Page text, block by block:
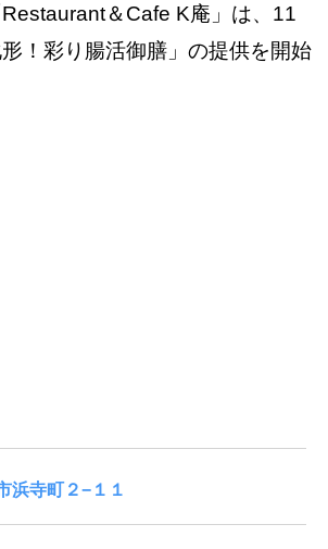
＆Cafe K庵」は、11
！彩り腸活御膳」の提供を開始
浜寺町２−１１